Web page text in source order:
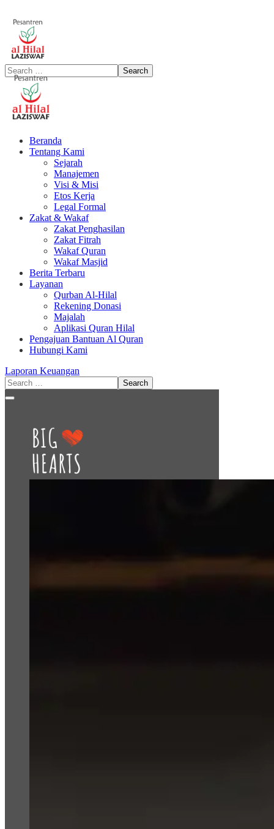
Beranda
Tentang Kami
Sejarah
Manajemen
Visi & Misi
Etos Kerja
Legal Formal
Zakat & Wakaf
Zakat Penghasilan
Zakat Fitrah
Wakaf Quran
Wakaf Masjid
Berita Terbaru
Layanan
Qurban Al-Hilal
Rekening Donasi
Majalah
Aplikasi Quran Hilal
Pengajuan Bantuan Al Quran
Hubungi Kami
Laporan Keuangan